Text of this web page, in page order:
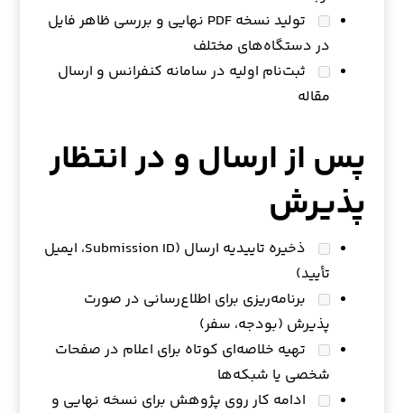
تولید نسخه PDF نهایی و بررسی ظاهر فایل
در دستگاه‌های مختلف
ثبت‌نام اولیه در سامانه کنفرانس و ارسال
مقاله
پس از ارسال و در انتظار
پذیرش
ذخیره تاییدیه ارسال (Submission ID، ایمیل
تأیید)
برنامه‌ریزی برای اطلاع‌رسانی در صورت
پذیرش (بودجه، سفر)
تهیه خلاصه‌ای کوتاه برای اعلام در صفحات
شخصی یا شبکه‌ها
ادامه کار روی پژوهش برای نسخه نهایی و